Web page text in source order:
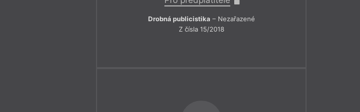
Drobná publicistika – Nezařazené
Z čísla 15/2018